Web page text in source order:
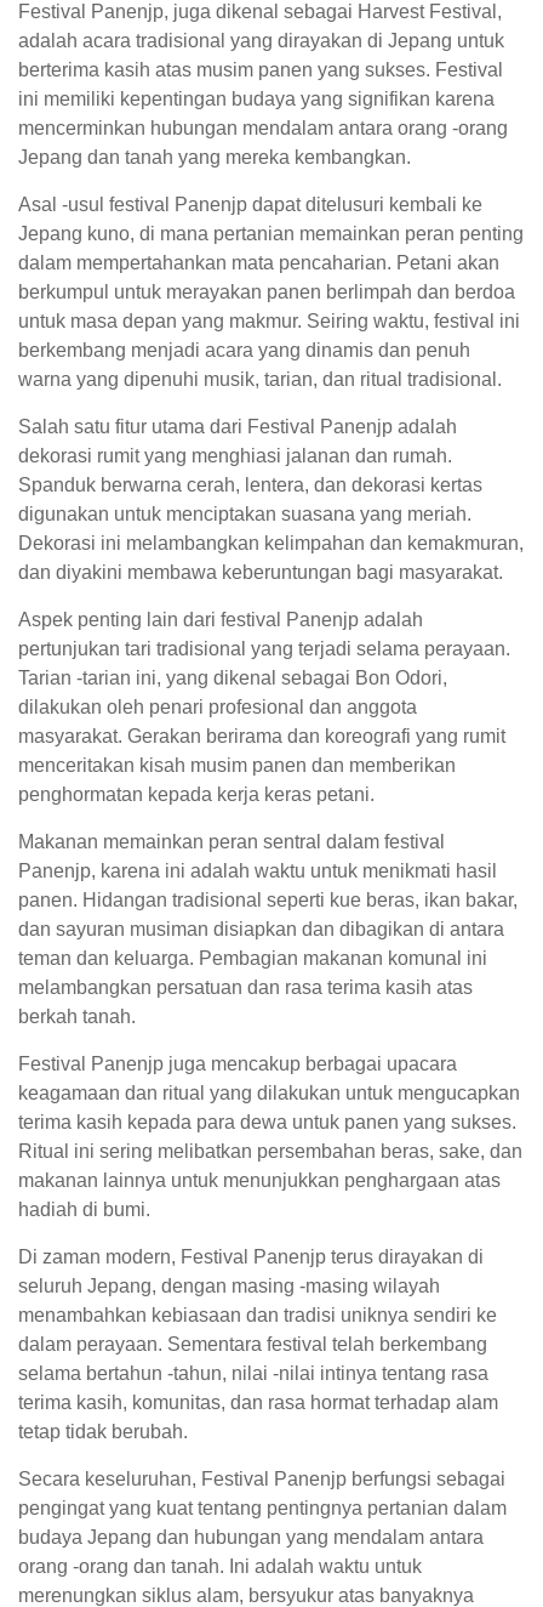
Festival Panenjp, juga dikenal sebagai Harvest Festival,
adalah acara tradisional yang dirayakan di Jepang untuk
berterima kasih atas musim panen yang sukses. Festival
ini memiliki kepentingan budaya yang signifikan karena
mencerminkan hubungan mendalam antara orang -orang
Jepang dan tanah yang mereka kembangkan.
Asal -usul festival Panenjp dapat ditelusuri kembali ke
Jepang kuno, di mana pertanian memainkan peran penting
dalam mempertahankan mata pencaharian. Petani akan
berkumpul untuk merayakan panen berlimpah dan berdoa
untuk masa depan yang makmur. Seiring waktu, festival ini
berkembang menjadi acara yang dinamis dan penuh
warna yang dipenuhi musik, tarian, dan ritual tradisional.
Salah satu fitur utama dari Festival Panenjp adalah
dekorasi rumit yang menghiasi jalanan dan rumah.
Spanduk berwarna cerah, lentera, dan dekorasi kertas
digunakan untuk menciptakan suasana yang meriah.
Dekorasi ini melambangkan kelimpahan dan kemakmuran,
dan diyakini membawa keberuntungan bagi masyarakat.
Aspek penting lain dari festival Panenjp adalah
pertunjukan tari tradisional yang terjadi selama perayaan.
Tarian -tarian ini, yang dikenal sebagai Bon Odori,
dilakukan oleh penari profesional dan anggota
masyarakat. Gerakan berirama dan koreografi yang rumit
menceritakan kisah musim panen dan memberikan
penghormatan kepada kerja keras petani.
Makanan memainkan peran sentral dalam festival
Panenjp, karena ini adalah waktu untuk menikmati hasil
panen. Hidangan tradisional seperti kue beras, ikan bakar,
dan sayuran musiman disiapkan dan dibagikan di antara
teman dan keluarga. Pembagian makanan komunal ini
melambangkan persatuan dan rasa terima kasih atas
berkah tanah.
Festival Panenjp juga mencakup berbagai upacara
keagamaan dan ritual yang dilakukan untuk mengucapkan
terima kasih kepada para dewa untuk panen yang sukses.
Ritual ini sering melibatkan persembahan beras, sake, dan
makanan lainnya untuk menunjukkan penghargaan atas
hadiah di bumi.
Di zaman modern, Festival Panenjp terus dirayakan di
seluruh Jepang, dengan masing -masing wilayah
menambahkan kebiasaan dan tradisi uniknya sendiri ke
dalam perayaan. Sementara festival telah berkembang
selama bertahun -tahun, nilai -nilai intinya tentang rasa
terima kasih, komunitas, dan rasa hormat terhadap alam
tetap tidak berubah.
Secara keseluruhan, Festival Panenjp berfungsi sebagai
pengingat yang kuat tentang pentingnya pertanian dalam
budaya Jepang dan hubungan yang mendalam antara
orang -orang dan tanah. Ini adalah waktu untuk
merenungkan siklus alam, bersyukur atas banyaknya